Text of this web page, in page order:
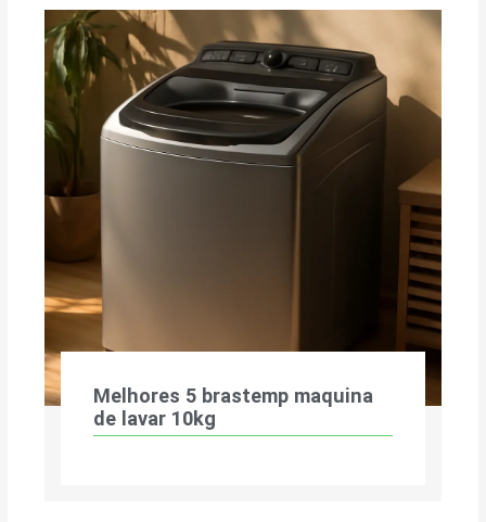
Melhores 5 brastemp maquina
de lavar 10kg